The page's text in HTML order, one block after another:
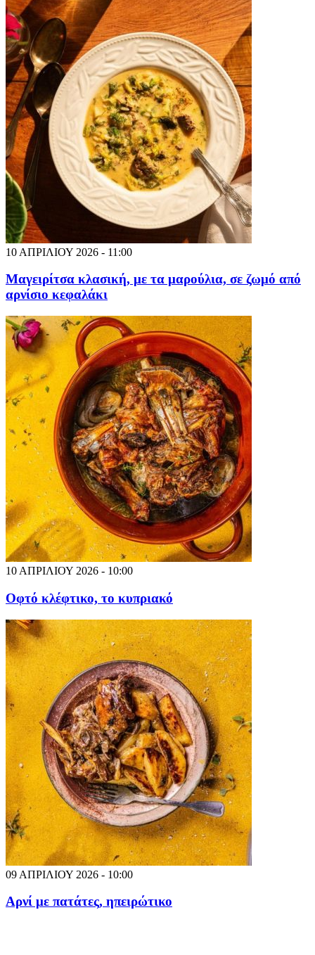
10 ΑΠΡΙΛΙΟΥ 2026 - 11:00
Μαγειρίτσα κλασική, με τα μαρούλια, σε ζωμό από
αρνίσιο κεφαλάκι
10 ΑΠΡΙΛΙΟΥ 2026 - 10:00
Οφτό κλέφτικο, το κυπριακό
09 ΑΠΡΙΛΙΟΥ 2026 - 10:00
Αρνί με πατάτες, ηπειρώτικο